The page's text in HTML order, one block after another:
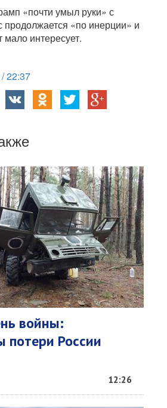
«почти умыл руки» с
продолжается «по инерции» и
мало интересует.
22:37
войны:
потери России
12:26